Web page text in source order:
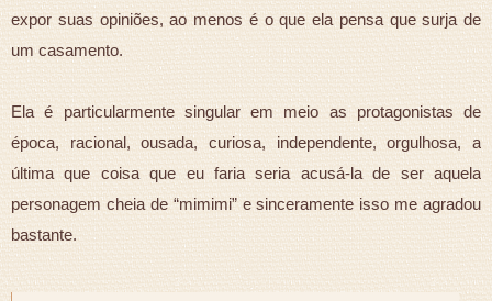
expor suas opiniões, ao menos é o que ela pensa que surja de
um casamento.
Ela é particularmente singular em meio as protagonistas de
época, racional, ousada, curiosa, independente, orgulhosa, a
última que coisa que eu faria seria acusá-la de ser aquela
personagem cheia de “mimimi” e sinceramente isso me agradou
bastante.